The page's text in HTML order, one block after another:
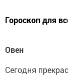
Гороскоп для
Овен
Сегодня